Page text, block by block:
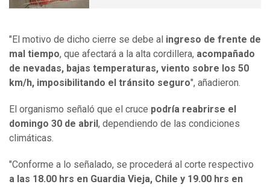
"El motivo de dicho cierre se debe al ingreso de frente de
mal tiempo, que afectará a la alta cordillera, acompañado
de nevadas, bajas temperaturas, viento sobre los 50
km/h, imposibilitando el tránsito seguro", añadieron.
El organismo señaló que el cruce podría reabrirse el
domingo 30 de abril , dependiendo de las condiciones
climáticas.
"Conforme a lo señalado, se procederá al corte respectivo
a las 18.00 hrs en Guardia Vieja, Chile y 19.00 hrs en